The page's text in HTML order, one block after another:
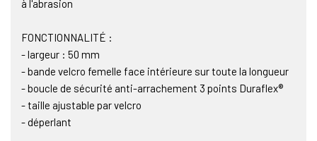
à l'abrasion
FONCTIONNALITÉ :
- largeur : 50 mm
- bande velcro femelle face intérieure sur toute la longueur
- boucle de sécurité anti-arrachement 3 points Duraflex®
- taille ajustable par velcro
- déperlant